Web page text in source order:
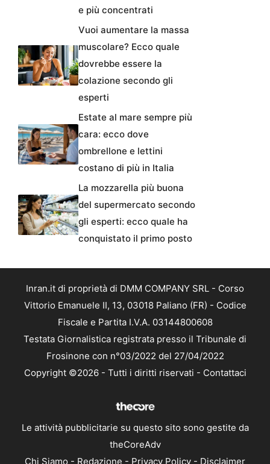
e più concentrati
Vuoi aumentare la massa
muscolare? Ecco quale
dovrebbe essere la
colazione secondo gli
esperti
Estate al mare sempre più
cara: ecco dove
ombrellone e lettini
costano di più in Italia
La mozzarella più buona
del supermercato secondo
gli esperti: ecco quale ha
conquistato il primo posto
Inran.it di proprietà di DMM COMPANY SRL - Corso
Vittorio Emanuele II, 13, 03018 Paliano (FR) - Codice
Fiscale e Partita I.V.A. 03144800608
Testata Giornalistica registrata presso il Tribunale di
Frosinone con n°03/2022 del 27/04/2022
Copyright ©2026 - Tutti i diritti riservati - Contattaci
Le attività pubblicitarie su questo sito sono gestite da
theCoreAdv
Chi Siamo - Redazione - Privacy Policy - Disclaimer